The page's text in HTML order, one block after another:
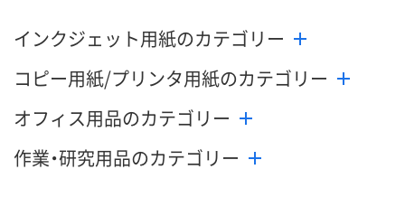
インクジェット用紙のカテゴリー
コピー用紙/プリンタ用紙のカテゴリー
オフィス用品のカテゴリー
作業・研究用品のカテゴリー